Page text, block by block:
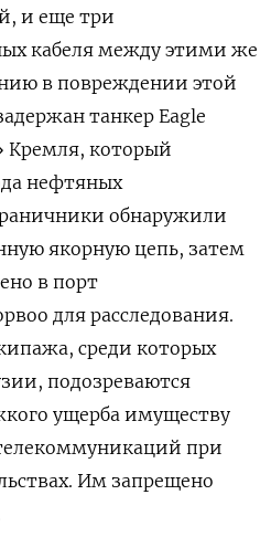
и еще три
кабеля между этими же
в повреждении этой
танкер Eagle
Кремля, который
нефтяных
обнаружили
якорную цепь, затем
в порт
для расследования.
среди которых
подозреваются
ущерба имуществу
при
Им запрещено